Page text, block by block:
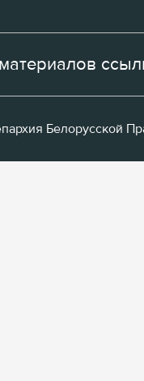
Белорусской